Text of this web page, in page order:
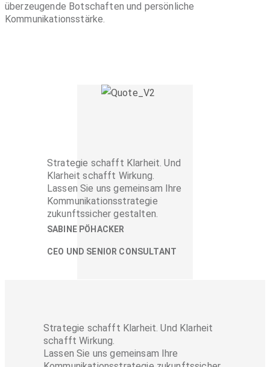
überzeugende Botschaften und persönliche
Kommunikationsstärke.
Strategie schafft Klarheit. Und
Klarheit schafft Wirkung.
Lassen Sie uns gemeinsam Ihre
Kommunikationsstrategie
zukunftssicher gestalten.
SABINE PÖHACKER
CEO UND SENIOR CONSULTANT
Strategie schafft Klarheit. Und Klarheit
schafft Wirkung.
Lassen Sie uns gemeinsam Ihre